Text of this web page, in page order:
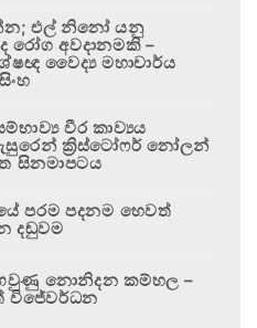
එල් නිනෝ යනු
රෝග අවදානමකි –
වෛද්‍ය මහාචාර්ය
වීර කාව්‍යය
ක්‍රිස්ටෝෆර් නෝලන්
සිනමාපටය
පරම පදනම හෙවත්
දඬුවම
නොනිදන කම්හල –
විජේවර්ධන